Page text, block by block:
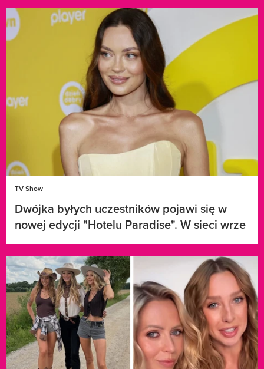
TV Show
Dwójka byłych uczestników pojawi się w
nowej edycji "Hotelu Paradise". W sieci wrze